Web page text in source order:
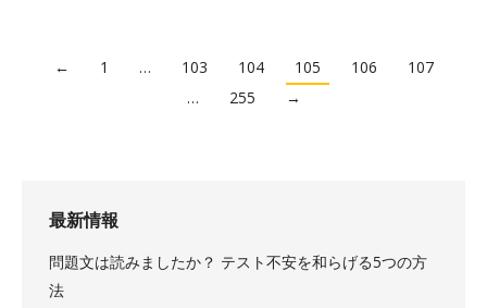
← 1 … 103 104 105 106
107
…
255 →
最新情報
問題文は読みましたか？ テスト不安を和らげる5つの方
法